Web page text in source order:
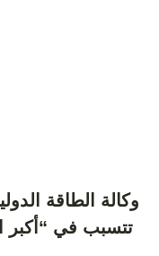
وكالة الطاقة
تتسبب في “أكبر